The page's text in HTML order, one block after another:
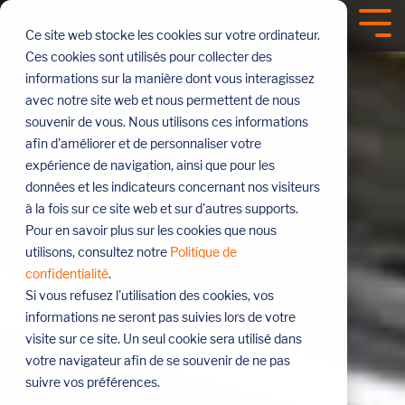
Ce site web stocke les cookies sur votre ordinateur.
Ces cookies sont utilisés pour collecter des
informations sur la manière dont vous interagissez
avec notre site web et nous permettent de nous
souvenir de vous. Nous utilisons ces informations
afin d'améliorer et de personnaliser votre
expérience de navigation, ainsi que pour les
données et les indicateurs concernant nos visiteurs
à la fois sur ce site web et sur d'autres supports.
Pour en savoir plus sur les cookies que nous
utilisons, consultez notre Politique de
confidentialité.
Si vous refusez l'utilisation des cookies, vos
informations ne seront pas suivies lors de votre
visite sur ce site. Un seul cookie sera utilisé dans
votre navigateur afin de se souvenir de ne pas
suivre vos préférences.
Sauter
menu